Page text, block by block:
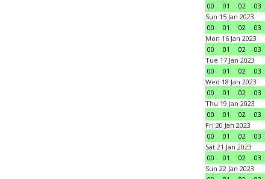
00
01 02 03
Sun 15 Jan 2023
00
01 02 03
Mon 16 Jan 2023
00
01 02 03
Tue 17 Jan 2023
00
01 02 03
Wed 18 Jan 2023
00
01 02 03
Thu 19 Jan 2023
00
01 02 03
Fri 20 Jan 2023
00
01 02 03
Sat 21 Jan 2023
00
01 02 03
Sun 22 Jan 2023